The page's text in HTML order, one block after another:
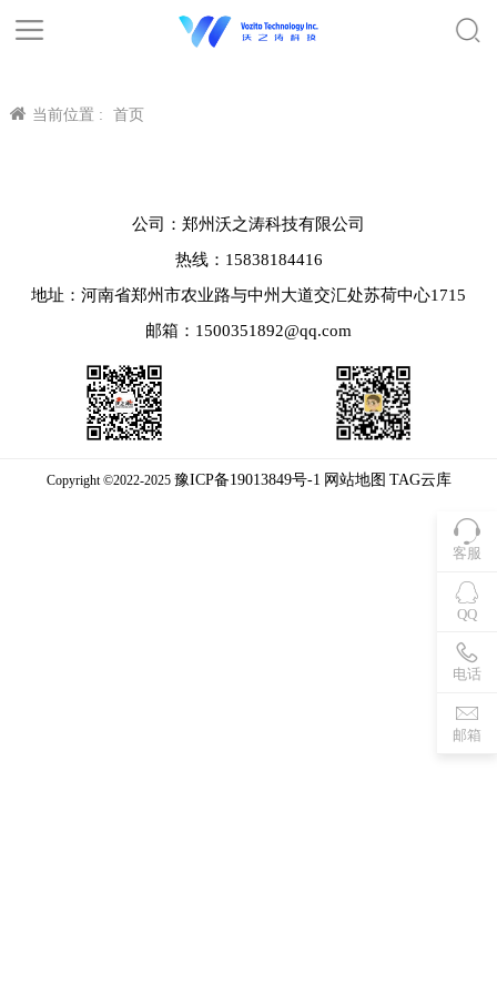
当前位置 : 首页
客服
QQ
电话
邮箱
公司：郑州沃之涛科技有限公司
热线：15838184416
地址：河南省郑州市农业路与中州大道交汇处苏荷中心1715
邮箱：1500351892@qq.com
Copyright ©2022-2025 豫ICP备19013849号-1 网站地图 TAG云库